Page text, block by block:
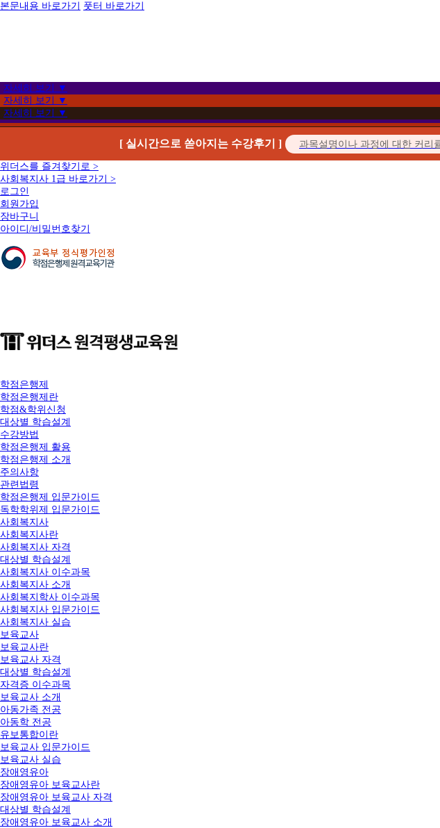
본문내용 바로가기 풋터 바로가기
자세히 보기 ▼
자세히 보기 ▼
자세히 보기 ▼
[ 실시간으로 쏟아지는 수강후기 ]
위더스를 즐겨찾기로 >
사회복지사 1급 바로가기 >
로그인
회원가입
장바구니
아이디/비밀번호찾기
학점은행제
학점은행제란
학점&학위신청
대상별 학습설계
수강방법
학점은행제 활용
학점은행제 소개
주의사항
관련법령
학점은행제 입문가이드
독학학위제 입문가이드
사회복지사
사회복지사란
사회복지사 자격
대상별 학습설계
사회복지사 이수과목
사회복지사 소개
사회복지학사 이수과목
사회복지사 입문가이드
사회복지사 실습
보육교사
보육교사란
보육교사 자격
대상별 학습설계
자격증 이수과목
보육교사 소개
아동가족 전공
아동학 전공
유보통합이란
보육교사 입문가이드
보육교사 실습
장애영유아
장애영유아 보육교사란
장애영유아 보육교사 자격
대상별 학습설계
장애영유아 보육교사 소개